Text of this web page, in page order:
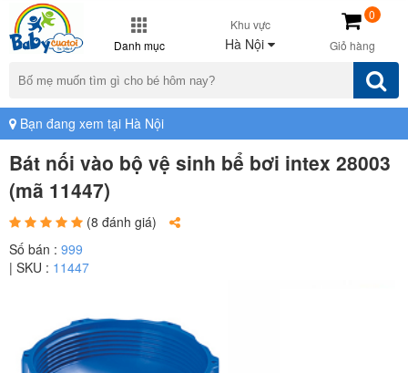
Danh mục
Khu vực
Hà Nội Giỏ hàng
0
Bạn đang xem tại Hà Nội
Bát nối vào bộ vệ sinh bể bơi intex 28003
(mã 11447)
(8 đánh giá)
Số bán : 999
| SKU : 11447